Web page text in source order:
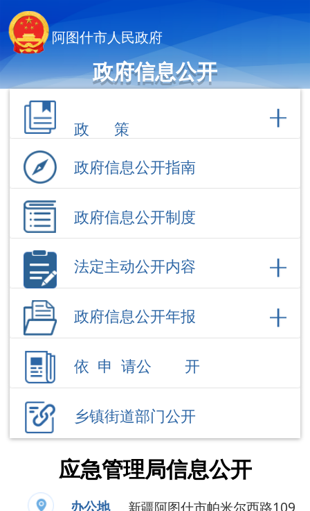
阿图什市人民政府
政府信息公开
政府信息公开指南
政府信息公开制度
法定主动公开内容
政府信息公开年报
依 申 请公 开
应急管理局信息公开
办公地
址
新疆阿图什市帕米尔西路109
院九楼
办公时
间
夏季：10:00-13:30，16:30-
20:00；冬季：10:00-14:00，
16:00-19:30（节假日除外）